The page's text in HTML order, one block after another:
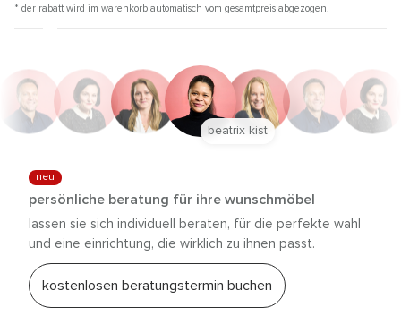
* der rabatt wird im warenkorb automatisch vom gesamtpreis abgezogen.
neu
persönliche beratung für ihre wunschmöbel
lassen sie sich individuell beraten, für die perfekte wahl
und eine einrichtung, die wirklich zu ihnen passt.
kostenlosen beratungstermin buchen
beatrix kist